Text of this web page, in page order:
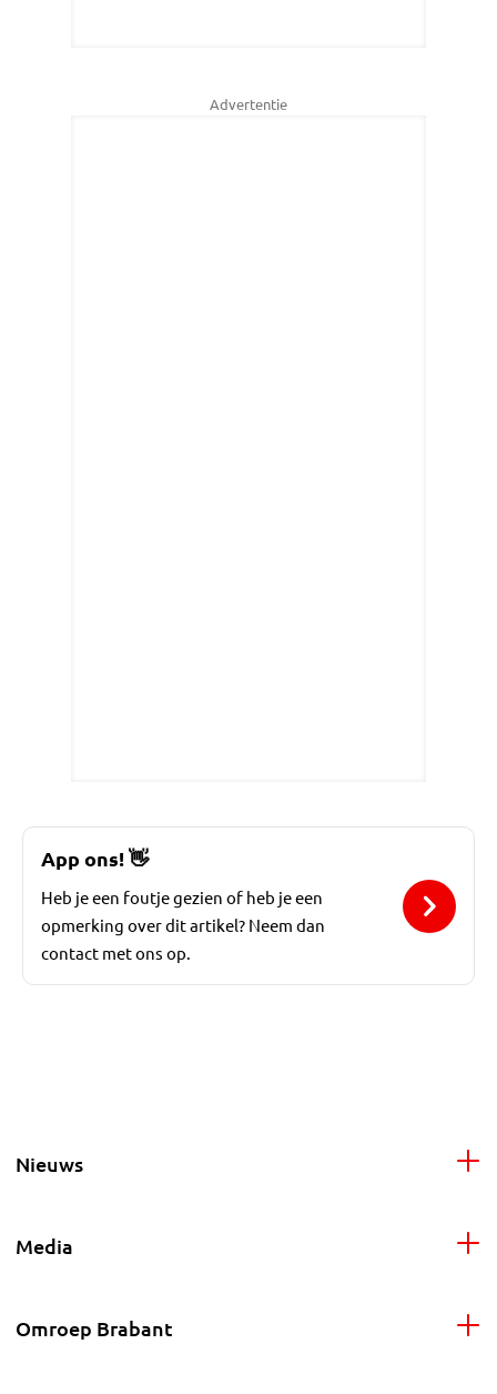
Advertentie
App ons!👋
Heb je een foutje gezien of heb je een
opmerking over dit artikel? Neem dan
contact met ons op.
Nieuws
Media
Omroep Brabant